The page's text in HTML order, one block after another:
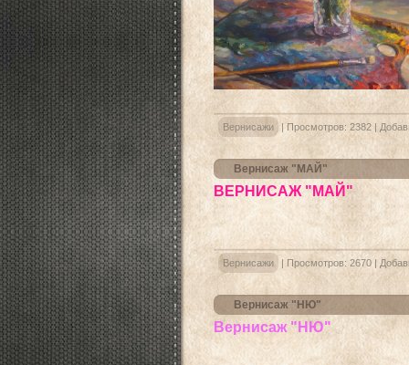
Вернисажи |Просмотров: 2382 |
Вернисаж "МАЙ"
ВЕРНИСАЖ "МАЙ"
Вернисажи | Просмотров: 2670 |
Вернисаж "НЮ"
Вернисаж "НЮ"